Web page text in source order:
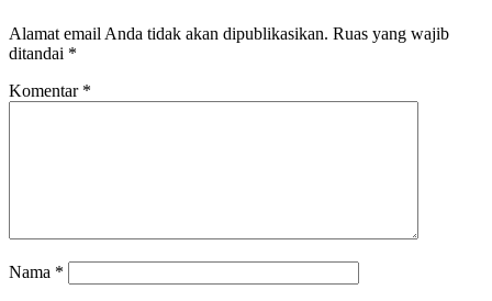
Alamat email Anda tidak akan dipublikasikan. Ruas yang wajib
ditandai *
Komentar *
Nama *